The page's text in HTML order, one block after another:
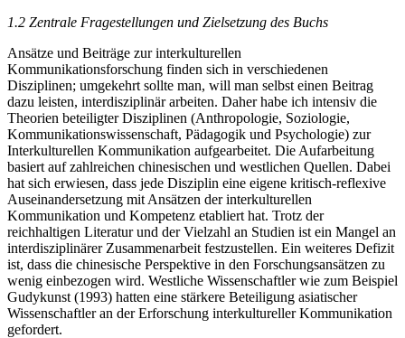
1.2 Zentrale Fragestellungen und Zielsetzung des Buchs
Ansätze und Beiträge zur interkulturellen
Kommunikationsforschung finden sich in verschiedenen
Disziplinen; umgekehrt sollte man, will man selbst einen Beitrag
dazu leisten, interdisziplinär arbeiten. Daher habe ich intensiv die
Theorien beteiligter Disziplinen (Anthropologie, Soziologie,
Kommunikationswissenschaft, Pädagogik und Psychologie) zur
Interkulturellen Kommunikation aufgearbeitet. Die Aufarbeitung
basiert auf zahlreichen chinesischen und westlichen Quellen. Dabei
hat sich erwiesen, dass jede Disziplin eine eigene kritisch-reflexive
Auseinandersetzung mit Ansätzen der interkulturellen
Kommunikation und Kompetenz etabliert hat. Trotz der
reichhaltigen Literatur und der Vielzahl an Studien ist ein Mangel an
interdisziplinärer Zusammenarbeit festzustellen. Ein weiteres Defizit
ist, dass die chinesische Perspektive in den Forschungsansätzen zu
wenig einbezogen wird. Westliche Wissenschaftler wie zum Beispiel
Gudykunst (1993) hatten eine stärkere Beteiligung asiatischer
Wissenschaftler an der Erforschung interkultureller Kommunikation
gefordert.